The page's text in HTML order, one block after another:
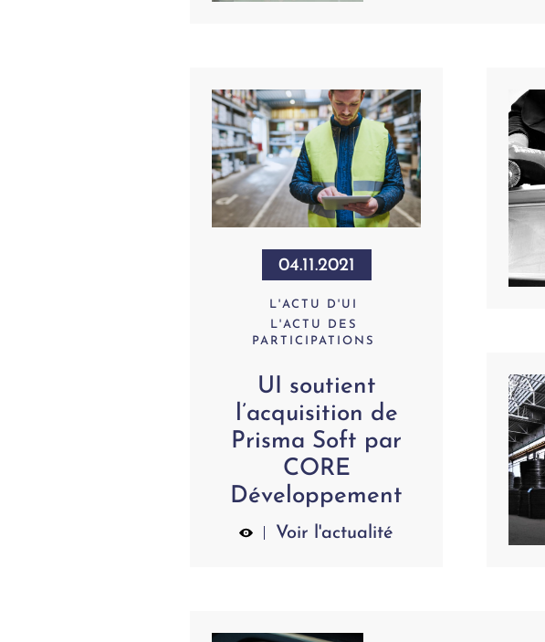
04.11.2021
L'ACTU D'UI
L'ACTU DES
PARTICIPATIONS
UI soutient
l’acquisition de
Prisma Soft par
CORE
Développement
Voir l'actualité